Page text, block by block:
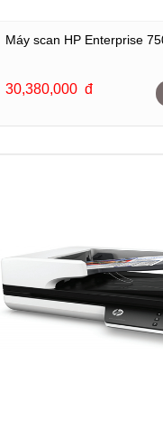
Máy scan HP Enterprise
30,380,000 đ